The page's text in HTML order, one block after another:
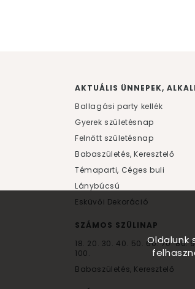
AKTUÁLIS ÜNNEPEK,
Ballagási party kellék
Gyerek születésnap
Felnőtt születésnap
Babaszületés, Keresztelő
Témaparti, Céges buli
Lánybúcsú
Esküvői Dekoráció
SZÁMOS SZÜLINAP
18. 20. 30. 40. 50. 60.70.80.
100.
Babaszületés, Keresztelő
Oldalunk